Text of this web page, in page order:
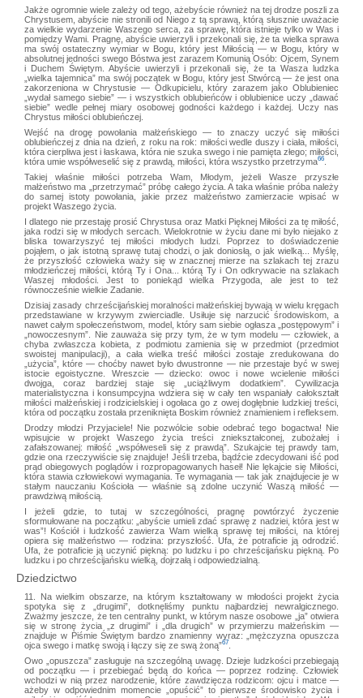
Jakże ogromnie wiele zależy od tego, ażebyście również na tej drodze poszli za
Chrystusem, abyście nie stronili od Niego z tą sprawą, którą słusznie uważacie
za wielkie wydarzenie Waszego serca, za sprawę, która istnieje tylko w Was i
pomiędzy Wami. Pragnę, abyście uwierzyli i przekonali się, że ta wielka sprawa
ma swój ostateczny wymiar w Bogu, który jest Miłością — w Bogu, który w
absolutnej jedności swego Bóstwa jest zarazem Komunią Osób: Ojcem, Synem
i Duchem Świętym. Abyście uwierzyli i przekonali się, że ta Wasza ludzka
„wielka tajemnica” ma swój początek w Bogu, który jest Stwórcą — że jest ona
zakorzeniona w Chrystusie — Odkupicielu, który zarazem jako Oblubieniec
„wydał samego siebie” — i wszystkich oblubieńców i oblubienice uczy „dawać
siebie” wedle pełnej miary osobowej godności każdego i każdej. Uczy nas
Chrystus miłości oblubieńczej.
Wejść na drogę powołania małżeńskiego — to znaczy uczyć się miłości
oblubieńczej z dnia na dzień, z roku na rok: miłości wedle duszy i ciała, miłości,
która cierpliwa jest i łaskawa, która nie szuka swego i nie pamięta złego; miłości,
która umie współweselić się z prawdą, miłości, która wszystko przetrzyma66
Takiej właśnie miłości potrzeba Wam, Młodym, jeżeli Wasze przyszłe
małżeństwo ma „przetrzymać” próbę całego życia. A taka właśnie próba należy
do samej istoty powołania, jakie przez małżeństwo zamierzacie wpisać w
projekt Waszego życia.
I dlatego nie przestaję prosić Chrystusa oraz Matki Pięknej Miłości za tę miłość,
jaka rodzi się w młodych sercach. Wielokrotnie w życiu dane mi było niejako z
bliska towarzyszyć tej miłości młodych ludzi. Poprzez to doświadczenie
pojąłem, o jak istotną sprawę tutaj chodzi, o jak doniosłą, o jak wielką... Myślę,
że przyszłość człowieka waży się w znacznej mierze na szlakach tej zrazu
młodzieńczej miłości, którą Ty i Ona... którą Ty i On odkrywacie na szlakach
Waszej młodości. Jest to poniekąd wielka Przygoda, ale jest to też
równocześnie wielkie Zadanie.
Dzisiaj zasady chrześcijańskiej moralności małżeńskiej bywają w wielu kręgach
przedstawiane w krzywym zwierciadle. Usiłuje się narzucić środowiskom, a
nawet całym społeczeństwom, model, który sam siebie ogłasza „postępowym” i
„nowoczesnym”. Nie zauważa się przy tym, że w tym modelu — człowiek, a
chyba zwłaszcza kobieta, z podmiotu zamienia się w przedmiot (przedmiot
swoistej manipulacji), a cała wielka treść miłości zostaje zredukowana do
„użycia”, które — choćby nawet było dwustronne — nie przestaje być w swej
istocie egoistyczne. Wreszcie — dziecko: owoc i nowe wcielenie miłości
dwojga, coraz bardziej staje się „uciążliwym dodatkiem”. Cywilizacja
materialistyczna i konsumpcyjna wdziera się w cały ten wspaniały całokształt
miłości małżeńskiej i rodzicielskiej i ogołaca go z owej dogłębnie ludzkiej treści,
która od początku została przeniknięta Boskim również znamieniem i refleksem.
Drodzy młodzi Przyjaciele! Nie pozwólcie sobie odebrać tego bogactwa! Nie
wpisujcie w projekt Waszego życia treści zniekształconej, zubożałej i
zafałszowanej: miłość „współweseli się z prawdą”. Szukajcie tej prawdy tam,
gdzie ona rzeczywiście się znajduje! Jeśli trzeba, bądźcie zdecydowani iść pod
prąd obiegowych poglądów i rozpropagowanych haseł! Nie lękajcie się Miłości,
która stawia człowiekowi wymagania. Te wymagania — tak jak znajdujecie je w
stałym nauczaniu Kościoła — właśnie są zdolne uczynić Waszą miłość —
prawdziwą miłością.
I jeżeli gdzie, to tutaj w szczególności, pragnę powtórzyć życzenie
sformułowane na początku: „abyście umieli zdać sprawę z nadziei, która jest w
was”! Kościół i ludzkość zawierza Wam wielką sprawę tej miłości, na której
opiera się małżeństwo — rodzina: przyszłość. Ufa, że potraficie ją odrodzić.
Ufa, że potraficie ją uczynić piękną: po ludzku i po chrześcijańsku piękną. Po
ludzku i po chrześcijańsku wielką, dojrzałą i odpowiedzialną.
Dziedzictwo
11. Na wielkim obszarze, na którym kształtowany w młodości projekt życia
spotyka się z „drugimi”, dotknęliśmy punktu najbardziej newralgicznego.
Zważmy jeszcze, że ten centralny punkt, w którym nasze osobowe „ja” otwiera
się w stronę życia „z drugimi” i „dla drugich” w przymierzu małżeńskim —
znajduje w Piśmie Świętym bardzo znamienny wyraz: „mężczyzna opuszcza
ojca swego i matkę swoją i łączy się ze swą żoną”67
Owo „opuszcza” zasługuje na szczególną uwagę. Dzieje ludzkości przebiegają
od początku — i przebiegać będą do końca — poprzez rodzinę. Człowiek
wchodzi w nią przez narodzenie, które zawdzięcza rodzicom: ojcu i matce —
ażeby w odpowiednim momencie „opuścić” to pierwsze środowisko życia i